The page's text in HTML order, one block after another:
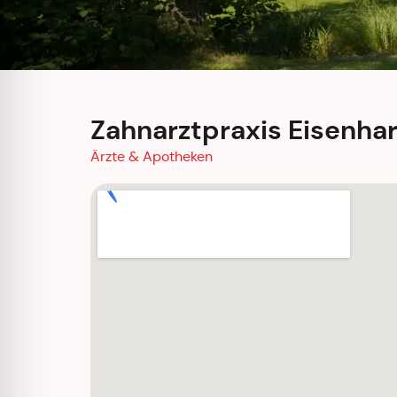
Zahnarztpraxis
Ärzte & Apotheken